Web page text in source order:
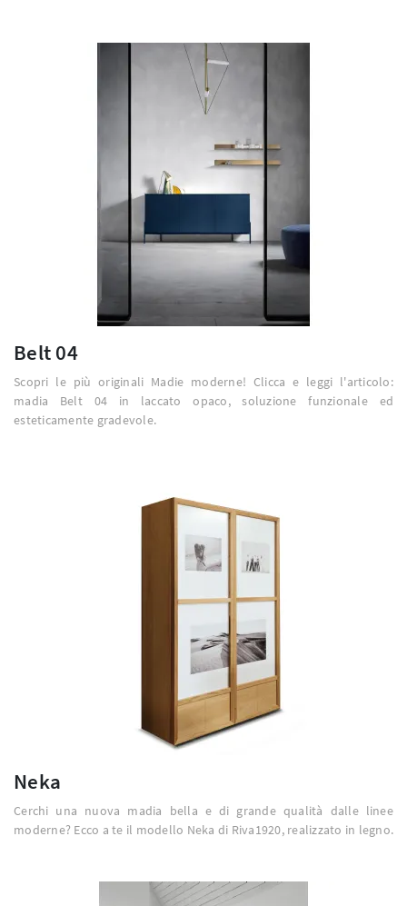
Belt 04
Scopri le più originali Madie moderne! Clicca e leggi l'articolo:
madia Belt 04 in laccato opaco, soluzione funzionale ed
esteticamente gradevole.
Neka
Cerchi una nuova madia bella e di grande qualità dalle linee
moderne? Ecco a te il modello Neka di Riva1920, realizzato in legno.